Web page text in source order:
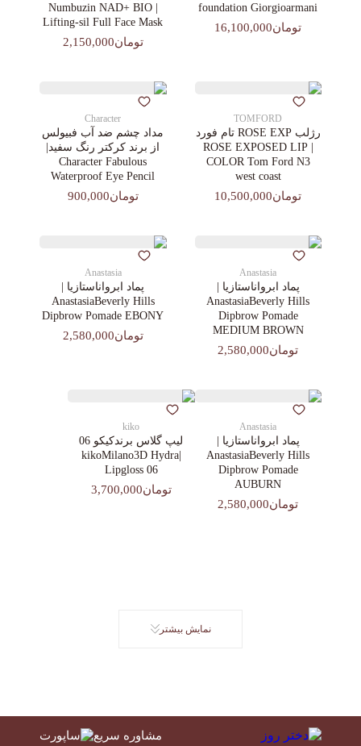
foundation Giorgioarmani
تومان16,100,000
| Numbuzin NAD+ BIO
Lifting-sil Full Face Mask
تومان2,150,000
TOMFORD
رژلب ROSE EXP تام فورد
| ROSE EXPOSED LIP
COLOR Tom Ford N3
west coast
تومان10,500,000
Character
مداد چشم ضد آب فبیولس
از برند کرکتر رنگ سفید|
Character Fabulous
Waterproof Eye Pencil
تومان900,000
Anastasia
پماد ابرواناستازیا |
AnastasiaBeverly Hills
Dipbrow Pomade
MEDIUM BROWN
تومان2,580,000
Anastasia
پماد ابرواناستازیا |
AnastasiaBeverly Hills
Dipbrow Pomade EBONY
تومان2,580,000
Anastasia
پماد ابرواناستازیا |
AnastasiaBeverly Hills
Dipbrow Pomade
AUBURN
تومان2,580,000
kiko
لیپ گلاس‌ برندکیکو 06
|kikoMilano3D Hydra
Lipgloss 06
تومان3,700,000
نمایش بیشتر
مشاوره سریع